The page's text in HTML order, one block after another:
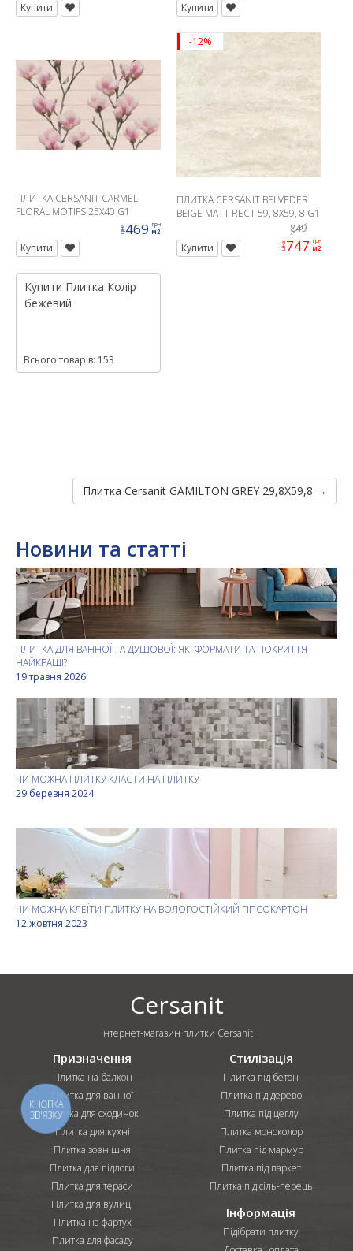
Купити Купити
ПЛИТКА CERSANIT CARMEL
FLORAL MOTIFS 25X40 G1
ціна469 грн
м2
Купити
-12%
ПЛИТКА CERSANIT BELVEDER
BEIGE MATT RECT 59, 8X59, 8 G1
849
Купити
ціна747 грн
м2
Купити Плитка Колір
бежевий
Всього товарів: 153
Плитка Cersanit GAMILTON GREY 29,8X59,8 →
Новини та статті
ПЛИТКА ДЛЯ ВАННОЇ ТА ДУШОВОЇ: ЯКІ ФОРМАТИ ТА ПОКРИТТЯ
НАЙКРАЩІ?
19 травня 2026
ЧИ МОЖНА ПЛИТКУ КЛАСТИ НА ПЛИТКУ
29 березня 2024
ЧИ МОЖНА КЛЕЇТИ ПЛИТКУ НА ВОЛОГОСТІЙКИЙ ГІПСОКАРТОН
12 жовтня 2023
Cersanit
Інтернет-магазин плитки Cersanit
Призначення
Плитка на балкон
Плитка для ванної
Плитка для сходинок
Плитка для кухні
Плитка зовнішня
Плитка для підлоги
Плитка для тераси
Плитка для вулиці
Плитка на фартух
Плитка для фасаду
Стилізація
Плитка під бетон
Плитка під дерево
Плитка під цеглу
Плитка моноколор
Плитка під мармур
Плитка під паркет
Плитка під сіль-перець
Інформація
Підібрати плитку
КНОПКА
ЗВ'ЯЗКУ